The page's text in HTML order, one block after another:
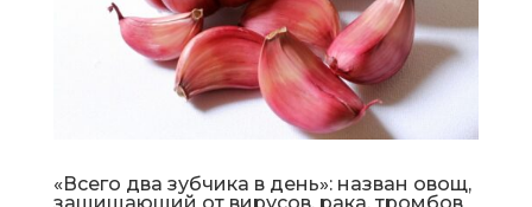
«Всего два зубчика в день»: назван овощ,